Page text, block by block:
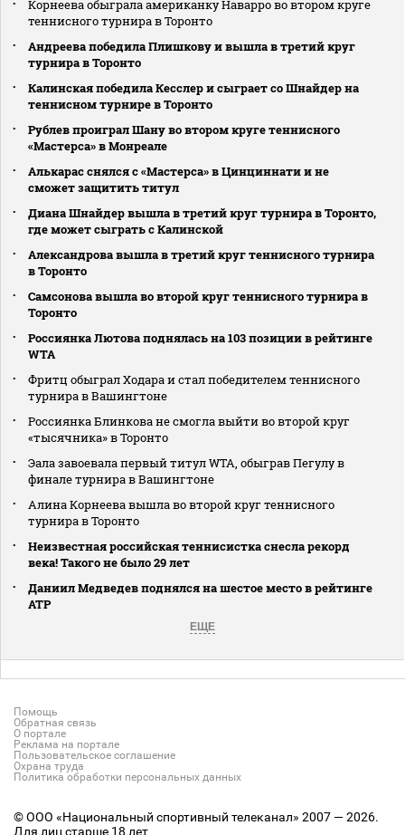
Корнеева обыграла американку Наварро во втором круге
теннисного турнира в Торонто
Андреева победила Плишкову и вышла в третий круг
турнира в Торонто
Калинская победила Кесслер и сыграет со Шнайдер на
теннисном турнире в Торонто
Рублев проиграл Шану во втором круге теннисного
«Мастерса» в Монреале
Алькарас снялся с «Мастерса» в Цинциннати и не
сможет защитить титул
Диана Шнайдер вышла в третий круг турнира в Торонто,
где может сыграть с Калинской
Александрова вышла в третий круг теннисного турнира
в Торонто
Самсонова вышла во второй круг теннисного турнира в
Торонто
Россиянка Лютова поднялась на 103 позиции в рейтинге
WTA
Фритц обыграл Ходара и стал победителем теннисного
турнира в Вашингтоне
Россиянка Блинкова не смогла выйти во второй круг
«тысячника» в Торонто
Эала завоевала первый титул WTA, обыграв Пегулу в
финале турнира в Вашингтоне
Алина Корнеева вышла во второй круг теннисного
турнира в Торонто
Неизвестная российская теннисистка снесла рекорд
века! Такого не было 29 лет
Даниил Медведев поднялся на шестое место в рейтинге
АТР
ЕЩЕ
Помощь
Обратная связь
О портале
Реклама на портале
Пользовательское соглашение
Охрана труда
Политика обработки персональных данных
© ООО «Национальный спортивный телеканал» 2007 — 2026.
Для лиц старше 18 лет